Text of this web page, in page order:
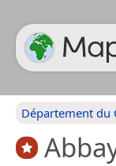
Département du